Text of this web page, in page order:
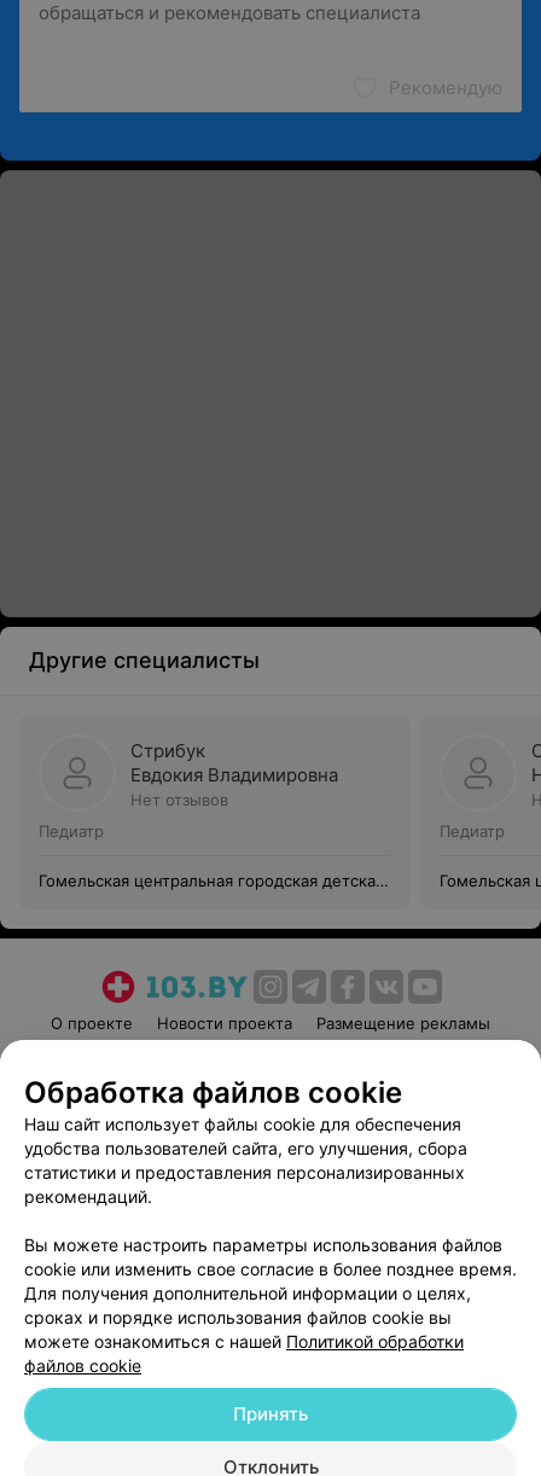
Рекомендую
Другие специалисты
Стрибук
Евдокия Владимировна
Нет отзывов
Педиатр
Гомельская центральная городская детская
Педиатр
Гомельская
О проекте Новости проекта
Размещение рекламы
Пользовательское соглашение
Способы оплаты
Вакансии
Партнеры
Написать руководителю 103.by
Обработка персональных данных
© 2026 ООО «Артокс Лаб», УНП 191700409
| 220012, Республика Беларусь,
Обработка файлов cookie
Наш сайт использует файлы cookie для обеспечения
удобства пользователей сайта, его улучшения, сбора
статистики и предоставления персонализированных
рекомендаций.
Вы можете настроить параметры использования файлов
cookie или изменить свое согласие в более позднее время.
Для получения дополнительной информации о целях,
сроках и порядке использования файлов cookie вы
можете ознакомиться с нашей Политикой обработки
файлов cookie
Отклонить
Принять